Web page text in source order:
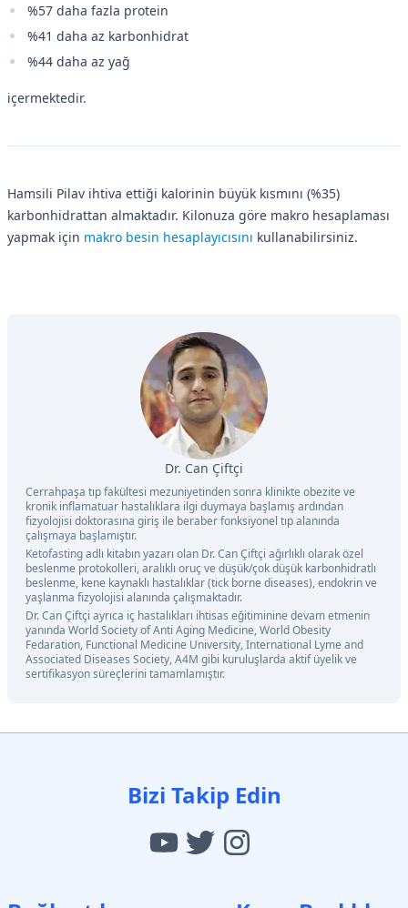
%57 daha fazla protein
%41 daha az karbonhidrat
%44 daha az yağ
içermektedir.
Hamsili Pilav ihtiva ettiği kalorinin büyük kısmını (%35)
karbonhidrattan almaktadır. Kilonuza göre makro hesaplaması
yapmak için makro besin hesaplayıcısını kullanabilirsiniz.
Dr. Can Çiftçi
Cerrahpaşa tıp fakültesi mezuniyetinden sonra klinikte obezite ve
kronik inflamatuar hastalıklara ilgi duymaya başlamış ardından
fizyolojisi doktorasına giriş ile beraber fonksiyonel tıp alanında
çalışmaya başlamıştır.
Ketofasting adlı kitabın yazarı olan Dr. Can Çiftçi ağırlıklı olarak özel
beslenme protokolleri, aralıklı oruç ve düşük/çok düşük karbonhidratlı
beslenme, kene kaynaklı hastalıklar (tick borne diseases), endokrin ve
yaşlanma fizyolojisi alanında çalışmaktadır.
Dr. Can Çiftçi ayrıca iç hastalıkları ihtisas eğitiminine devam etmenin
yanında World Society of Anti Aging Medicine, World Obesity
Fedaration, Functional Medicine University, International Lyme and
Associated Diseases Society, A4M gibi kuruluşlarda aktif üyelik ve
sertifikasyon süreçlerini tamamlamıştır.
Bizi Takip Edin